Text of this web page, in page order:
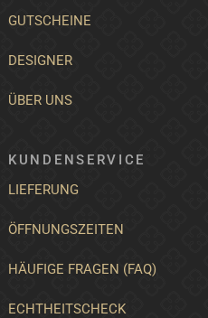
GUTSCHEINE
DESIGNER
ÜBER UNS
KUNDENSERVICE
LIEFERUNG
ÖFFNUNGSZEITEN
HÄUFIGE FRAGEN (FAQ)
ECHTHEITSCHECK